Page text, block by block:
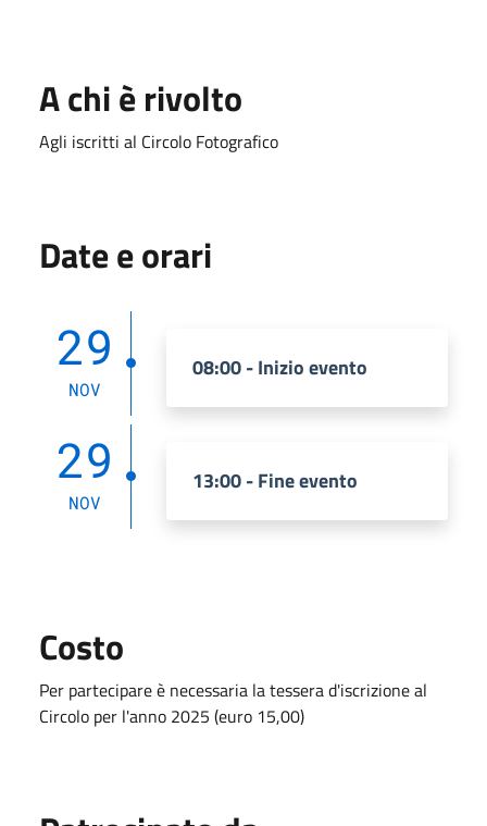
A chi è rivolto
Agli iscritti al Circolo Fotografico
Date e orari
29
NOV
08:00 - Inizio evento
29
NOV
13:00 - Fine evento
Costo
Per partecipare è necessaria la tessera d'iscrizione al
Circolo per l'anno 2025 (euro 15,00)